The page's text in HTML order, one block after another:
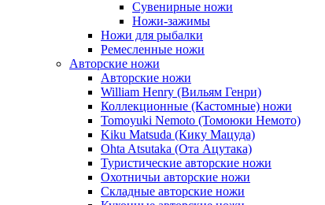
Сувенирные ножи
Ножи-зажимы
Ножи для рыбалки
Ремесленные ножи
Авторские ножи
Авторские ножи
William Henry (Вильям Генри)
Коллекционные (Кастомные) ножи
Tomoyuki Nemoto (Томоюки Немото)
Kiku Matsuda (Кику Мацуда)
Ohta Atsutaka (Ота Ацутака)
Туристические авторские ножи
Охотничьи авторские ножи
Складные авторские ножи